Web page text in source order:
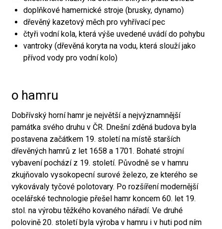
doplňkové hamernické stroje (brusky, dynamo)
dřevěný kazetový měch pro vyhřívací pec
čtyři vodní kola, která výše uvedené uvádí do pohybu
vantroky (dřevěná koryta na vodu, která slouží jako
přívod vody pro vodní kolo)
o hamru
Dobřívský horní hamr je největší a nejvýznamnější
památka svého druhu v ČR. Dnešní zděná budova byla
postavena začátkem 19. století na místě starších
dřevěných hamrů z let 1658 a 1701. Bohaté strojní
vybavení pochází z 19. století. Původně se v hamru
zkujňovalo vysokopecní surové železo, ze kterého se
vykovávaly tyčové polotovary. Po rozšíření modernější
ocelářské technologie přešel hamr koncem 60. let 19.
stol. na výrobu těžkého kovaného nářadí. Ve druhé
polovině 20. století byla výroba v hamru i v huti pod ním